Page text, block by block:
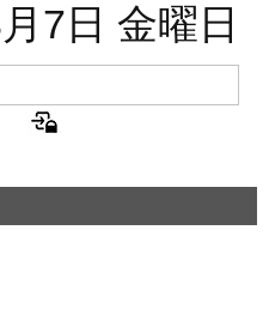
7日 金曜日